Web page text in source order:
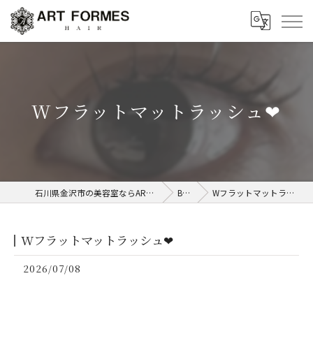
Wフラットマットラッシュ❤︎
石川県金沢市の美容室ならART FORMES Blog Wフラットマットラッシュ❤︎
Wフラットマットラッシュ❤︎
2026/07/08